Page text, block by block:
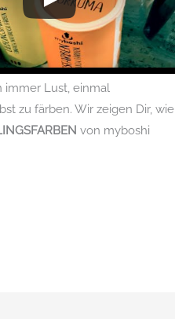
immer Lust, einmal
zu färben. Wir zeigen Dir, wie
von myboshi